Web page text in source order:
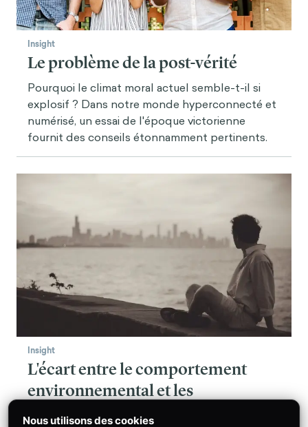
Insight
Le problème de la post-vérité
Pourquoi le climat moral actuel semble-t-il si
explosif ? Dans notre monde hyperconnecté et
numérisé, un essai de l'époque victorienne
fournit des conseils étonnamment pertinents.
Insight
L'écart entre le comportement
environnemental et les
conséquences observées (1/2) :
Nous utilisons des cookies